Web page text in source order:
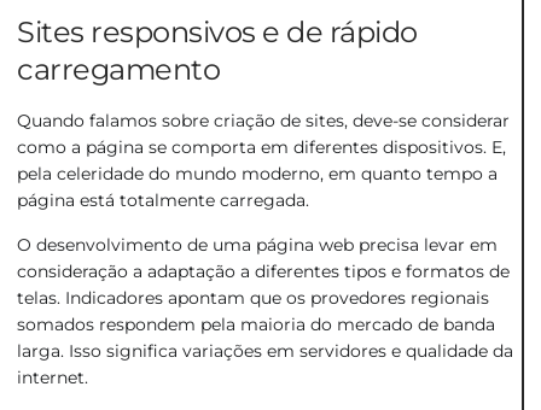
Sites responsivos e de rápido
carregamento
Quando falamos sobre criação de sites, deve-se considerar
como a página se comporta em diferentes dispositivos. E,
pela celeridade do mundo moderno, em quanto tempo a
página está totalmente carregada.
O desenvolvimento de uma página web precisa levar em
consideração a adaptação a diferentes tipos e formatos de
telas. Indicadores apontam que os provedores regionais
somados respondem pela maioria do mercado de banda
larga. Isso significa variações em servidores e qualidade da
internet.